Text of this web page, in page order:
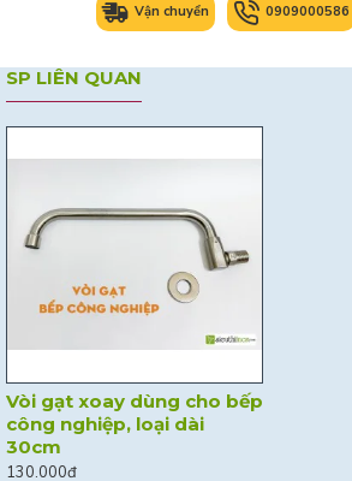
Vận chuyển 0909000586
SP LIÊN QUAN
Vòi gạt xoay dùng cho bếp
công nghiệp, loại dài
30cm
130.000đ